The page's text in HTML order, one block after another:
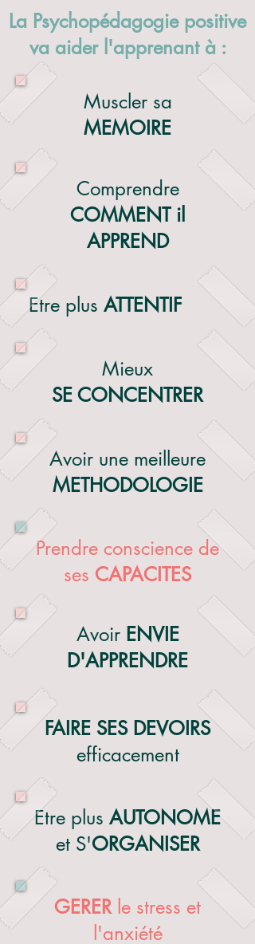
La Psychopédagogie positive
va aider l'apprenant à :
Muscler sa
MEMOIRE
Comprendre
COMMENT il
APPREND
Etre plus ATTENTIF
Mieux
SE CONCENTRER
Avoir une meilleure
METHODOLOGIE
Prendre conscience de
ses CAPACITES
Avoir ENVIE
D'APPRENDRE
FAIRE SES DEVOIRS
efficacement
Etre plus AUTONOME
et S'ORGANISER
GERERle stress et
l'anxiété